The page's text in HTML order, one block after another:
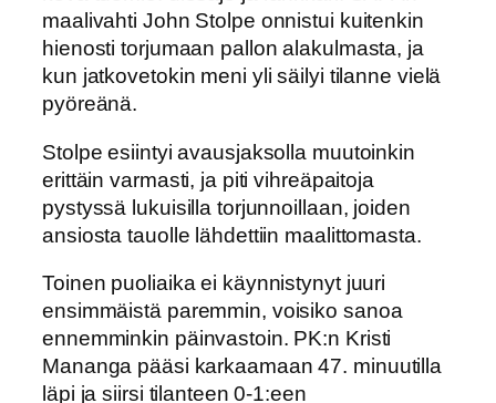
maalivahti John Stolpe onnistui kuitenkin
hienosti torjumaan pallon alakulmasta, ja
kun jatkovetokin meni yli säilyi tilanne vielä
pyöreänä.
Stolpe esiintyi avausjaksolla muutoinkin
erittäin varmasti, ja piti vihreäpaitoja
pystyssä lukuisilla torjunnoillaan, joiden
ansiosta tauolle lähdettiin maalittomasta.
Toinen puoliaika ei käynnistynyt juuri
ensimmäistä paremmin, voisiko sanoa
ennemminkin päinvastoin. PK:n Kristi
Mananga pääsi karkaamaan 47. minuutilla
läpi ja siirsi tilanteen 0-1:een